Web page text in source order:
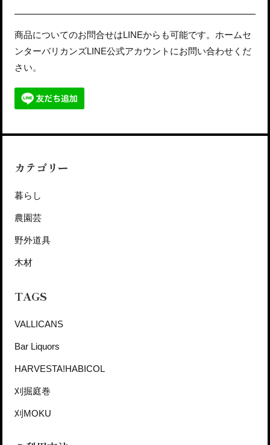
商品についてのお問合せはLINEからも可能です。ホームセ
ンターバリカンズLINE公式アカウントにお問い合わせくだ
さい。
カテゴリー
暮らし
農園芸
野外道具
木材
TAGS
VALLICANS
Bar Liquors
HARVESTA!HABICOL
刈掘庭巻
刈MOKU